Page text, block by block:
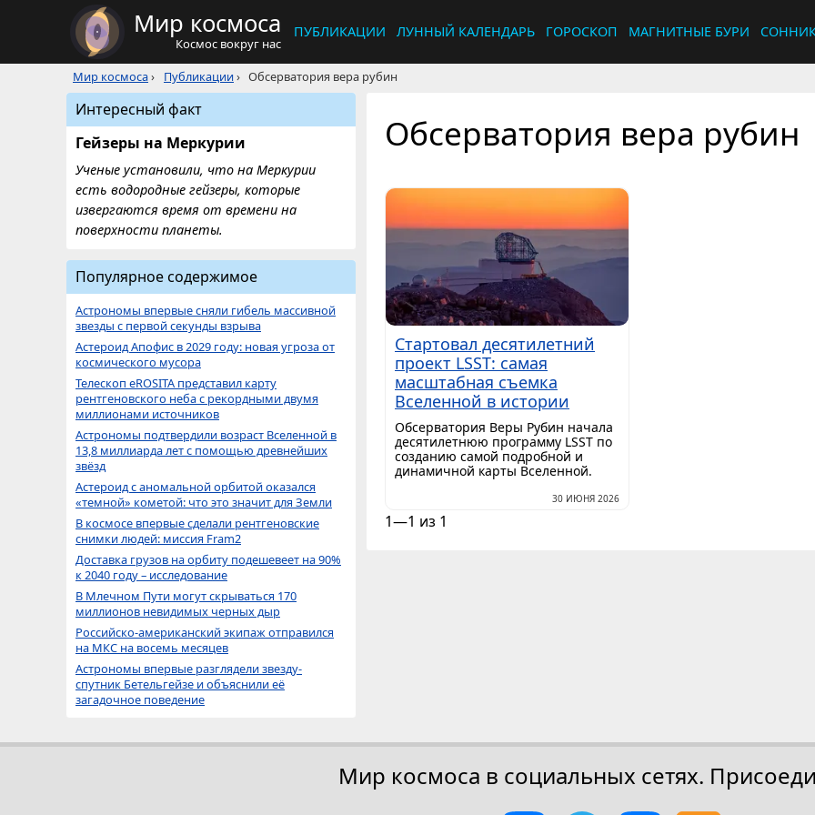
Мир космоса
Космос вокруг нас
ПУБЛИКАЦИИ ЛУННЫЙ КАЛЕНДАРЬ ГОРОСКОП МАГНИТНЫЕ БУРИ
Мир космоса› Публикации› Обсерватория вера рубин
Обсерватория вера рубин
Стартовал десятилетний
проект LSST: самая
масштабная съемка
Вселенной в истории
Обсерватория Веры Рубин начала
десятилетнюю программу LSST по
созданию самой подробной и
динамичной карты Вселенной.
30 ИЮНЯ 2026
1—1 из 1
Интересный факт
Гейзеры на Меркурии
Ученые установили, что на Меркурии
есть водородные гейзеры, которые
извергаются время от времени на
поверхности планеты.
Популярное содержимое
Астрономы впервые сняли гибель массивной
звезды с первой секунды взрыва
Астероид Апофис в 2029 году: новая угроза от
космического мусора
Телескоп eROSITA представил карту
рентгеновского неба с рекордными двумя
миллионами источников
Астрономы подтвердили возраст Вселенной в
13,8 миллиарда лет с помощью древнейших
звёзд
Астероид с аномальной орбитой оказался
«темной» кометой: что это значит для Земли
В космосе впервые сделали рентгеновские
снимки людей: миссия Fram2
Доставка грузов на орбиту подешевеет на 90%
к 2040 году – исследование
В Млечном Пути могут скрываться 170
миллионов невидимых черных дыр
Российско-американский экипаж отправился
на МКС на восемь месяцев
Астрономы впервые разглядели звезду-
спутник Бетельгейзе и объяснили её
загадочное поведение
Мир космоса в социальных сетях.